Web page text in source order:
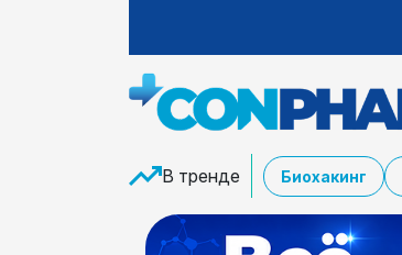
В тренде Биохакинг